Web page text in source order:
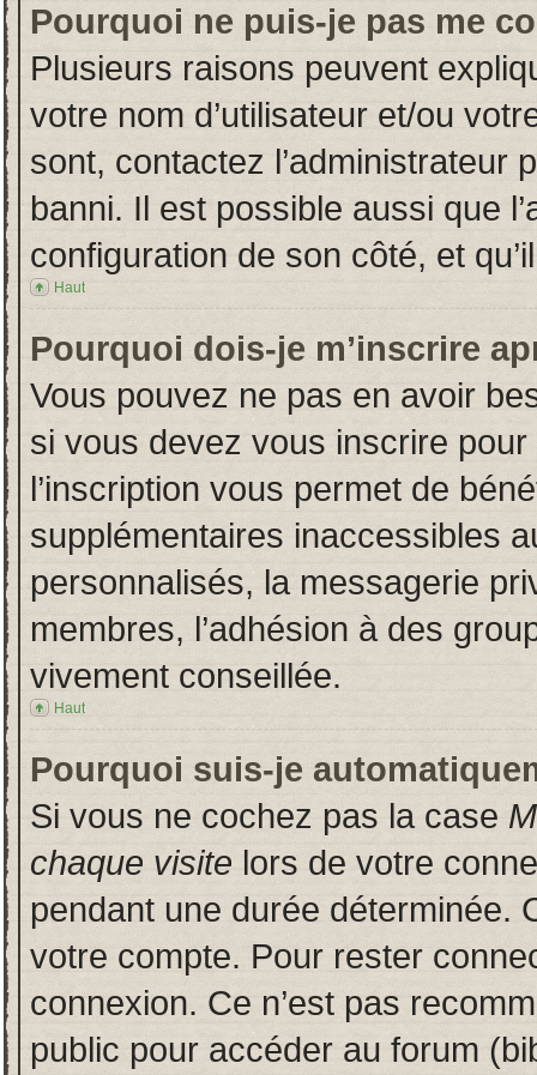
Pourquoi ne puis-je pas me
Plusieurs raisons peuvent
votre nom d’utilisateur et/ou
sont, contactez l’administrateur
banni. Il est possible aussi que
configuration de son côté, et
Haut
Pourquoi dois-je m’inscrire
Vous pouvez ne pas en avoir
si vous devez vous inscrire
l’inscription vous permet de
supplémentaires inaccessibles
personnalisés, la messagerie
membres, l’adhésion à des
vivement conseillée.
Haut
Pourquoi suis-je
Si vous ne cochez pas la case
chaque visite lors de votre
pendant une durée déterminée.
votre compte. Pour rester
connexion. Ce n’est pas
public pour accéder au forum